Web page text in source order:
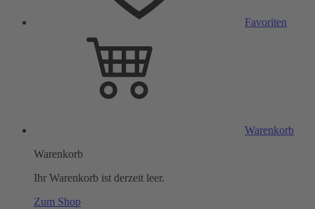
Favoriten
Warenkorb
Warenkorb
Ihr Warenkorb ist derzeit leer.
Zum Shop